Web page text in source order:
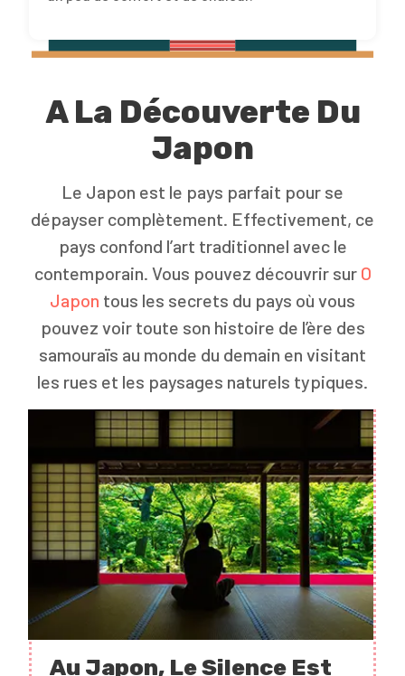
A La Découverte Du
Japon
Le Japon est le pays parfait pour se
dépayser complètement. Effectivement, ce
pays confond l’art traditionnel avec le
contemporain. Vous pouvez découvrir sur O
Japon tous les secrets du pays où vous
pouvez voir toute son histoire de l’ère des
samouraïs au monde du demain en visitant
les rues et les paysages naturels typiques.
Au Japon, Le Silence Est